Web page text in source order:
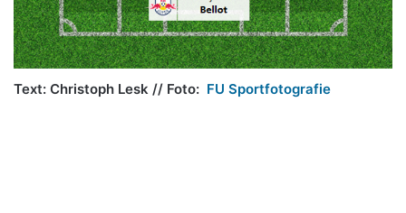
Text: Christoph Lesk // Foto: FU Sportfotografie